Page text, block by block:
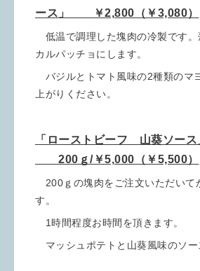
ース」 ￥2,800（￥3,080）
低温で調理した塊肉の冷製です。
カルパッチョにします。
バジルとトマト風味の2種類のマ
上がりください。
「ローストビーフ 山
200ｇ/￥5,000（￥5,500）
200ｇの塊肉をご注文いただいて
す。
1時間程度お時間を頂きます。
マッシュポテトと山葵風味のソー